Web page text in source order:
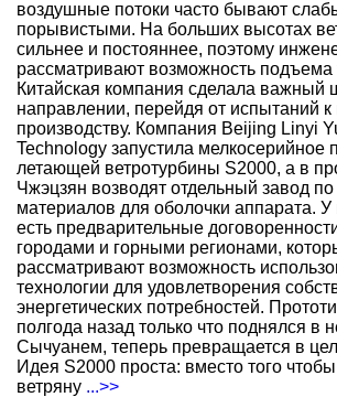
воздушные потоки часто бывают
порывистыми. На больших высотах
сильнее и постояннее, поэтому
рассматривают возможность подъема
Китайская компания сделала важный
направлении, перейдя от испытаний
производству. Компания Beijing Linyi
Technology запустила мелкосерийное
летающей ветротурбины S2000, а в
Чжэцзян возводят отдельный завод
материалов для оболочки аппарата.
есть предварительные
городами и горными регионами,
рассматривают возможность
технологии для удовлетворения
энергетических потребностей.
полгода назад только что поднялся в
Сычуанем, теперь превращается в
Идея S2000 проста: вместо того
ветряну ...>>